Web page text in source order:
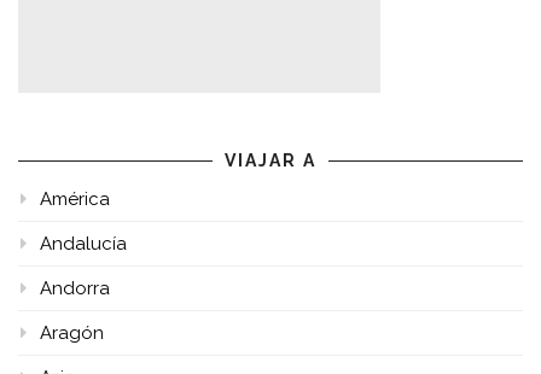
VIAJAR A
América
Andalucía
Andorra
Aragón